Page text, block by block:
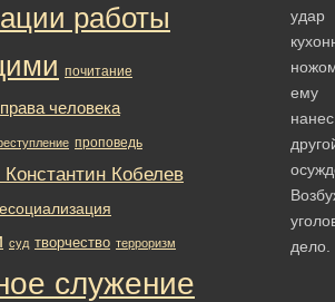
удар
ему
нанес
дело.
работы
почитание
права человека
проповедь
Константин Кобелев
суд творчество терроризм
служение